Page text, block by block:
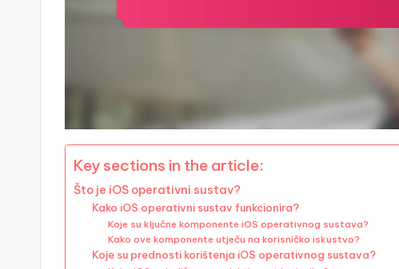
Key sections in the article:
Što je iOS operativni sustav?
Kako iOS operativni sustav funkcionira?
Koje su ključne komponente iOS operativnog sustava?
Kako ove komponente utječu na korisničko iskustvo?
Koje su prednosti korištenja iOS operativnog sustava?